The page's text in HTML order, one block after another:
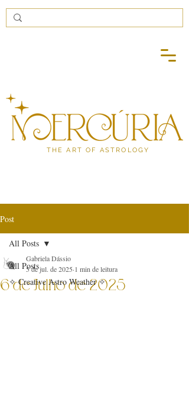
THE ART OF ASTROLOGY
Post
All Posts
✧ Creative Astro Weather ✧
All Posts
6 de Julho de 2025
Gabriela Dássio
5 de jul. de 2025 1 min de leitura